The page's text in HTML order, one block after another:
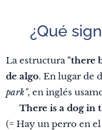
✅ ¿Qué
La estructura"there
de algo. En lugar de
park", en inglés
There is a dog in
(= Hay un perro en